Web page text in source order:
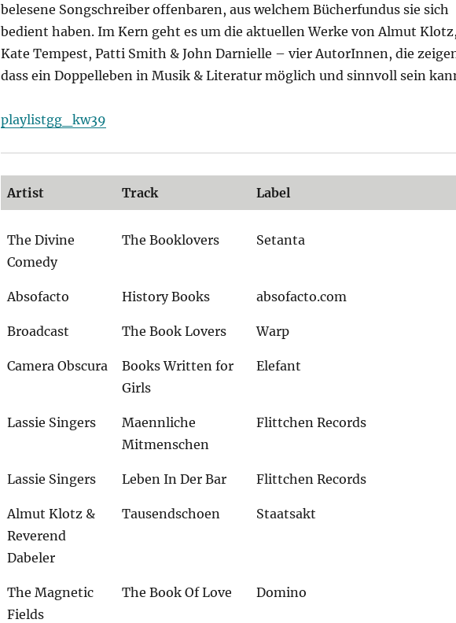
belesene Songschreiber offenbaren, aus welchem Bücherfundus sie sich
bedient haben. Im Kern geht es um die aktuellen Werke von Almut
Kate Tempest, Patti Smith & John Darnielle – vier AutorInnen, die
dass ein Doppelleben in Musik & Literatur möglich und sinnvoll sein
playlistgg_kw39
Artist Track Label
The Divine
Comedy
The Booklovers Setanta
Absofacto History Books absofacto.com
Broadcast The Book Lovers Warp
Camera Obscura
Books Written for
Girls
Elefant
Lassie Singers
Maennliche
Mitmenschen
Flittchen Records
Lassie Singers Leben In Der Bar Flittchen Records
Almut Klotz &
Reverend
Dabeler
Tausendschoen Staatsakt
The Magnetic
Fields
The Book Of Love Domino